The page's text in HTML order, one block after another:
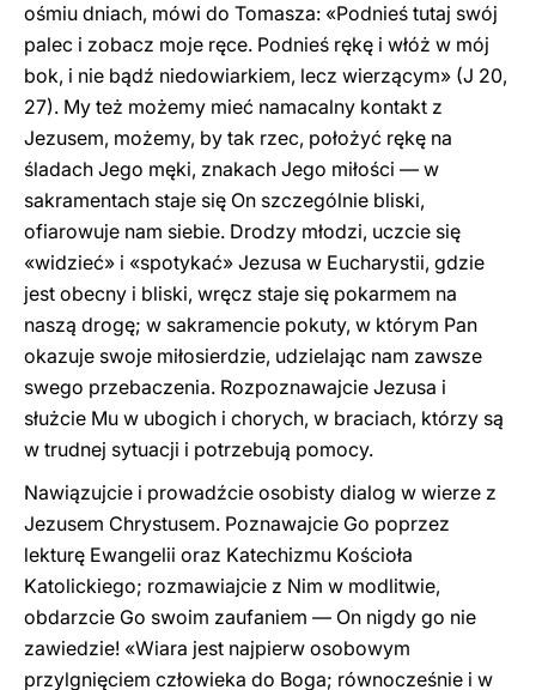
ośmiu dniach, mówi do Tomasza: «Podnieś tutaj swój
palec i zobacz moje ręce. Podnieś rękę i włóż w mój
bok, i nie bądź niedowiarkiem, lecz wierzącym» (J 20,
27). My też możemy mieć namacalny kontakt z
Jezusem, możemy, by tak rzec, położyć rękę na
śladach Jego męki, znakach Jego miłości — w
sakramentach staje się On szczególnie bliski,
ofiarowuje nam siebie. Drodzy młodzi, uczcie się
«widzieć» i «spotykać» Jezusa w Eucharystii, gdzie
jest obecny i bliski, wręcz staje się pokarmem na
naszą drogę; w sakramencie pokuty, w którym Pan
okazuje swoje miłosierdzie, udzielając nam zawsze
swego przebaczenia. Rozpoznawajcie Jezusa i
służcie Mu w ubogich i chorych, w braciach, którzy są
w trudnej sytuacji i potrzebują pomocy.
Nawiązujcie i prowadźcie osobisty dialog w wierze z
Jezusem Chrystusem. Poznawajcie Go poprzez
lekturę Ewangelii oraz Katechizmu Kościoła
Katolickiego; rozmawiajcie z Nim w modlitwie,
obdarzcie Go swoim zaufaniem — On nigdy go nie
zawiedzie! «Wiara jest najpierw osobowym
przylgnięciem człowieka do Boga; równocześnie i w